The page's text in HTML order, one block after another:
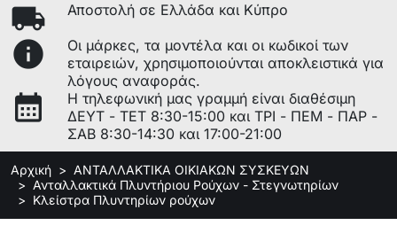
local_shipping Αποστολή σε Ελλάδα και Κύπρο
info
Οι μάρκες, τα μοντέλα και οι κωδικοί των
εταιρειών, χρησιμοποιούνται αποκλειστικά για
λόγους αναφοράς.
calendar_month
Η τηλεφωνική μας γραμμή είναι διαθέσιμη
ΔΕΥΤ - ΤΕΤ 8:30-15:00 και ΤΡΙ - ΠΕΜ - ΠΑΡ -
ΣΑΒ 8:30-14:30 και 17:00-21:00
Αρχική
ΑΝΤΑΛΛΑΚΤΙΚΑ ΟΙΚΙΑΚΩΝ ΣΥΣΚΕΥΩΝ
Ανταλλακτικά Πλυντήριου Ρούχων - Στεγνωτηρίων
Κλείστρα Πλυντηρίων ρούχων